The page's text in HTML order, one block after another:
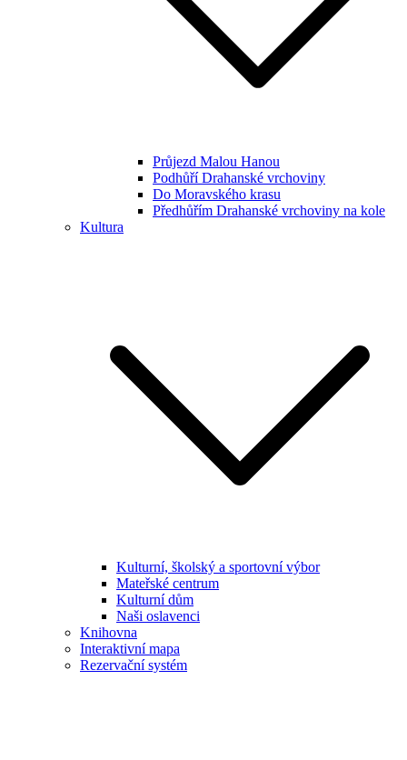
Průjezd Malou Hanou
Podhůří Drahanské vrchoviny
Do Moravského krasu
Předhůřím Drahanské vrchoviny na kole
Kultura
Kulturní, školský a sportovní výbor
Mateřské centrum
Kulturní dům
Naši oslavenci
Knihovna
Interaktivní mapa
Rezervační systém